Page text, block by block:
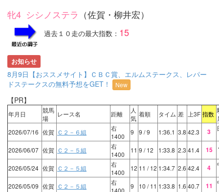
牝4 シシノステラ （佐賀・柳井宏）
過去１０走の最大指数： 15
お知らせ
8月9日【おススメサイト】ＣＢＣ賞、エルムステークス、レパー
ドステークスの無料予想をGET！
New
【PR】
年月日
競馬
場
レース名 距離
人
気
着順 タイム 差 上3F 指数
2026/07/16 佐賀 Ｃ２－６組
右
1400
9 9 / 9 1:36.1 3.8 42.3 3
2026/06/07 佐賀 Ｃ２－５組
右
1400
11 9 / 12 1:33.8 2.3 41.4 15
2026/05/24 佐賀 Ｃ２－５組
右
1400
12 11 / 12 1:34.7 2.6 42.4 4
2026/05/09 佐賀 Ｃ２－５組
右
9 10 / 11 1:33.8 1.6 40.7 11